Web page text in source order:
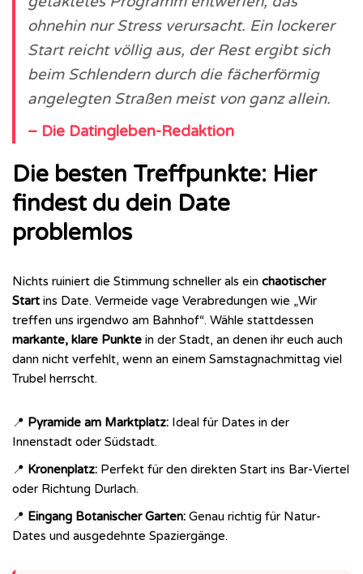
ohnehin nur Stress verursacht. Ein lockerer
Start reicht völlig aus, der Rest ergibt sich
beim Schlendern durch die fächerförmig
angelegten Straßen meist von ganz allein.
– Die Datingleben-Redaktion
Die besten Treffpunkte: Hier
findest du dein Date
problemlos
Nichts ruiniert die Stimmung schneller als ein chaotischer
Start ins Date. Vermeide vage Verabredungen wie „Wir
treffen uns irgendwo am Bahnhof“. Wähle stattdessen
markante, klare Punkte in der Stadt, an denen ihr euch auch
dann nicht verfehlt, wenn an einem Samstagnachmittag viel
Trubel herrscht.
📍 Pyramide am Marktplatz: Ideal für Dates in der
Innenstadt oder Südstadt.
📍 Kronenplatz: Perfekt für den direkten Start ins Bar-Viertel
oder Richtung Durlach.
📍 Eingang Botanischer Garten: Genau richtig für Natur-
Dates und ausgedehnte Spaziergänge.